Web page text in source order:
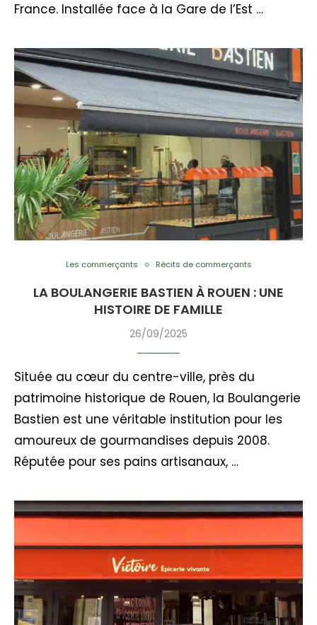
France. Installée face à la Gare de l’Est …
Les commerçants Récits de commerçants
LA BOULANGERIE BASTIEN À ROUEN : UNE
HISTOIRE DE FAMILLE
26/09/2025
Située au cœur du centre-ville, près du
patrimoine historique de Rouen, la Boulangerie
Bastien est une véritable institution pour les
amoureux de gourmandises depuis 2008.
Réputée pour ses pains artisanaux, …